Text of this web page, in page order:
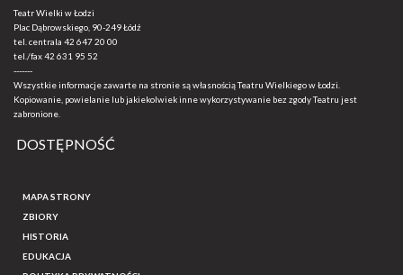
Teatr Wielki w Łodzi
Plac Dąbrowskiego, 90-249 Łódź
tel. centrala 42 647 20 00
tel./fax42 631 95 52
-------
Wszystkie informacje zawarte na stronie są własnością Teatru Wielkiego w Łodzi.
Kopiowanie, powielanie lub jakiekolwiek inne wykorzystywanie bez zgody Teatru jest
zabronione.
DOSTĘPNOŚĆ
MAPA STRONY
ZBIORY
HISTORIA
EDUKACJA